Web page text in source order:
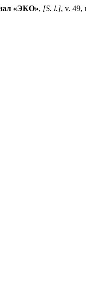
«ЭКО», [S. l.], v. 49,